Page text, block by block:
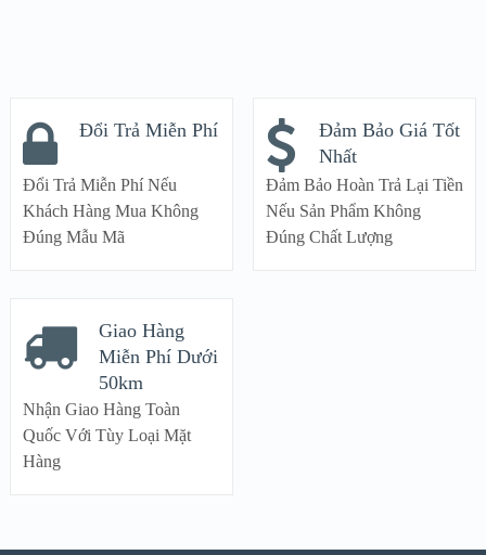
Đổi Trả Miễn Phí
Đổi Trả Miễn Phí Nếu
Khách Hàng Mua Không
Đúng Mẫu Mã
Đảm Bảo Giá Tốt
Nhất
Đảm Bảo Hoàn Trả Lại Tiền
Nếu Sản Phẩm Không
Đúng Chất Lượng
Giao Hàng
Miễn Phí Dưới
50km
Nhận Giao Hàng Toàn
Quốc Với Tùy Loại Mặt
Hàng